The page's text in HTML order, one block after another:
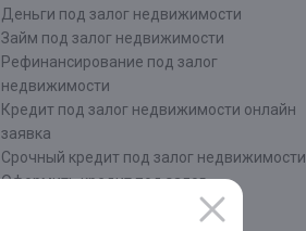
Деньги под залог недвижимости
Займ под залог недвижимости
Рефинансирование под залог
недвижимости
Кредит под залог недвижимости онлайн
заявка
Срочный кредит под залог недвижимости
Оформить кредит под залог